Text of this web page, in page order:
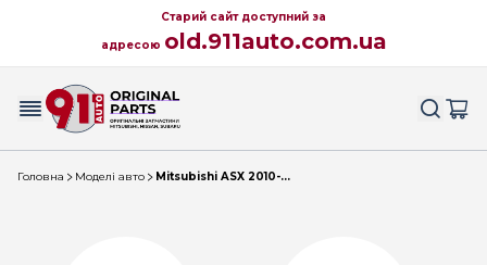
Старий сайт доступний за
адресою old.911auto.com.ua
Головна Моделі авто Mitsubishi ASX 2010-...